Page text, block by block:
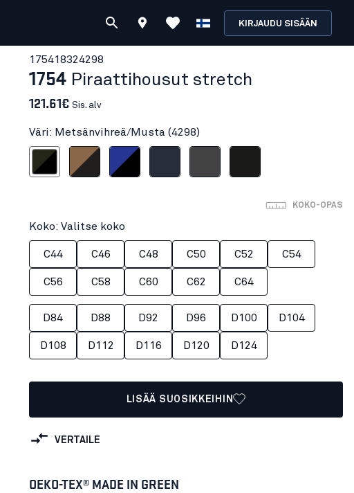
KIRJAUDU SISÄÄN
175418324298
1754 Piraattihousut stretch
121.61€ Sis. alv
Väri: Metsänvihreä/Musta (4298)
Metsänvihreä/Musta
Nougat/Musta
Keskisininen/Musta
Tumma Mariininsininen
KOKO-OPAS
Koko: Valitse koko
C44 C46 C48 C50 C52 C54
C56 C58 C60 C62 C64
D84 D88 D92 D96 D100 D104
D108 D112 D116 D120 D124
LISÄÄ SUOSIKKEIHIN
VERTAILE
OEKO-TEX® MADE IN GREEN